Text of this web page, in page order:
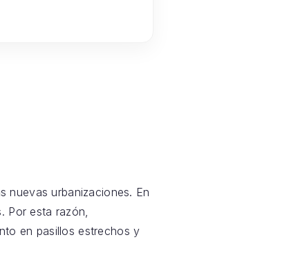
nuevas urbanizaciones. En
Por esta razón,
en pasillos estrechos y